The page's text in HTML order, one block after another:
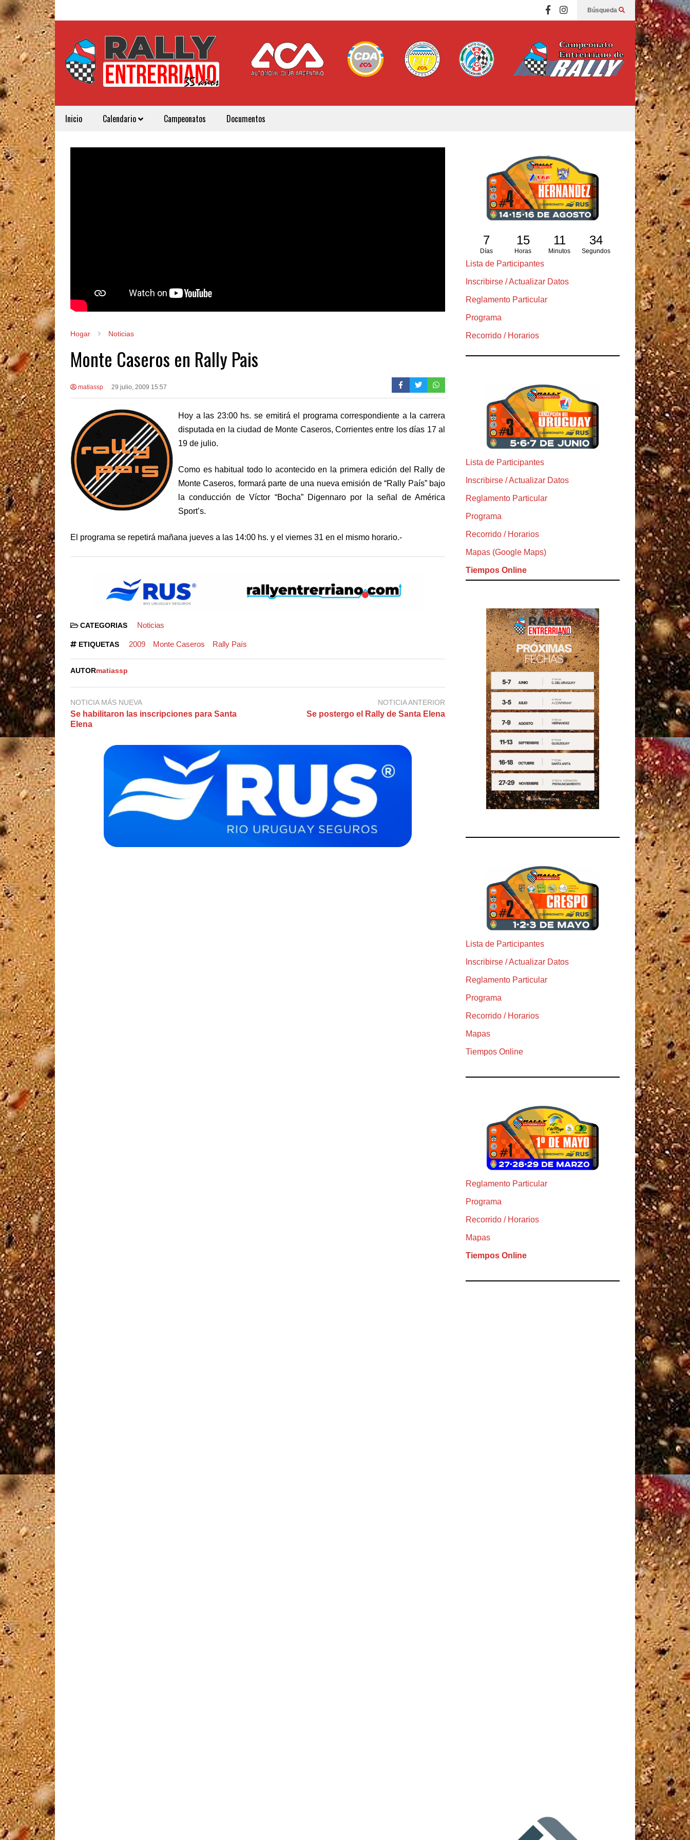
Búsqueda
Inicio Calendario Campeonatos Documentos
Hogar Noticias
Monte Caseros en Rally Pais
matiassp 29 julio, 2009 15:57
Hoy a las 23:00 hs. se emitirá el programa correspondiente a la carrera
disputada en la ciudad de Monte Caseros, Corrientes entre los días 17 al
19 de julio.
Como es habitual todo lo acontecido en la primera edición del Rally de
Monte Caseros, formará parte de una nueva emisión de “Rally País” bajo
la conducción de Víctor “Bocha” Digennaro por la señal de América
Sport’s.
El programa se repetirá mañana jueves a las 14:00 hs. y el viernes 31 en el mismo horario.-
CATEGORIAS Noticias
ETIQUETAS 2009 Monte Caseros Rally País
AUTORmatiassp
NOTICIA MÁS NUEVA
Se habilitaron las inscripciones para Santa
Elena
NOTICIA ANTERIOR
Se postergo el Rally de Santa Elena
7
Días
15
Horas
11
Minutos
33
Segundos
Lista de Participantes
Inscribirse / Actualizar Datos
Reglamento Particular
Programa
Recorrido / Horarios
Lista de Participantes
Inscribirse / Actualizar Datos
Reglamento Particular
Programa
Recorrido / Horarios
Mapas (Google Maps)
Tiempos Online
Lista de Participantes
Inscribirse / Actualizar Datos
Reglamento Particular
Programa
Recorrido / Horarios
Mapas
Tiempos Online
Reglamento Particular
Programa
Recorrido / Horarios
Mapas
Tiempos Online